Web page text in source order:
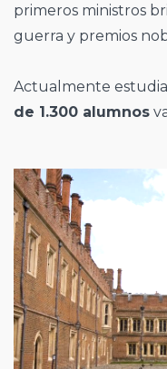
primeros ministros
guerra y premios
Actualmente
de 1.300 alumnos